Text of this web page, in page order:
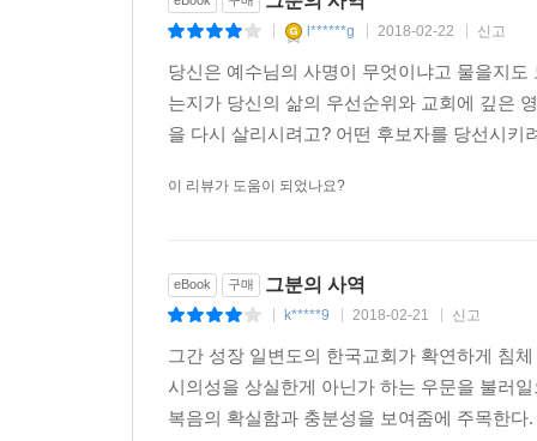
l******g 2018-02-22 신고
당신은 예수님의 사명이 무엇이냐고 물을지
는지가 당신의 삶의 우선순위와 교회에 깊은
을 다시 살리시려고? 어떤 후보자를 당선시
이 리뷰가 도움이 되었나요?
eBook 구매 그분의 사역
k*****9 2018-02-21 신고
그간 성장 일변도의 한국교회가 확연하게 침
시의성을 상실한게 아닌가 하는 우문을 불러
복음의 확실함과 충분성을 보여줌에 주목한